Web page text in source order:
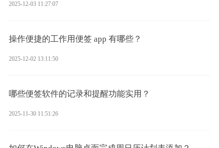
2025-12-03 11:27:07
操作便捷的工作用便签 app 有哪些？
2025-12-02 13:11:50
哪些便签软件的记录和提醒功能实用？
2025-11-30 11:51:26